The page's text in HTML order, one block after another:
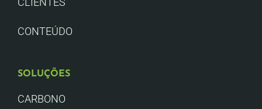
CONTEÚDO
SOLUÇÕES
CARBONO